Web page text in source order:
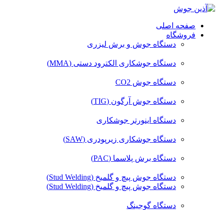
صفحه اصلی
فروشگاه
دستگاه جوش و برش لیزری
دستگاه جوشکاری الکترود دستی (MMA)
دستگاه جوش CO2
دستگاه جوش آرگون (TIG)
دستگاه اینورتر جوشکاری
دستگاه جوشکاری زیرپودری (SAW)
دستگاه برش پلاسما (PAC)
دستگاه جوش پیچ و گلمیخ (Stud Welding)
دستگاه جوش پیچ و گلمیخ (Stud Welding)
دستگاه گوجینگ